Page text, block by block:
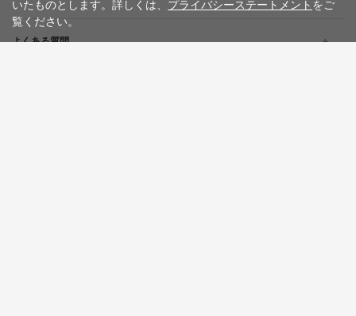
よくある質問
いたものとします。詳しくは、 プライバシーステートメント をご
覧ください。